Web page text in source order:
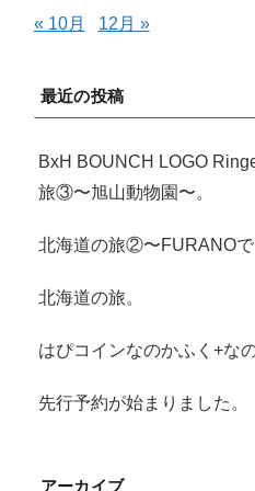
« 10月 12月 »
最近の投稿
BxH BOUNCH LOGO
旅③〜旭山動物園〜。
北海道の旅②〜FURANOで
北海道の旅。
はぴコインなのかふく+なの
先行予約が始まりました。
アーカイブ